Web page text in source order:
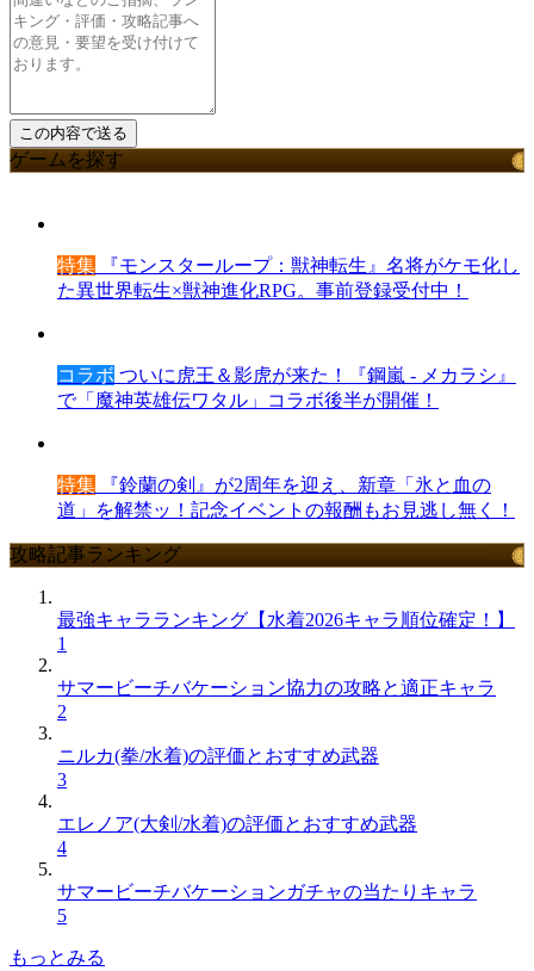
ゲームを探す
特集 『モンスターループ：獣神転生』名将がケモ化し
た異世界転生×獣神進化RPG。事前登録受付中！
コラボ ついに虎王＆影虎が来た！『鋼嵐 - メカラシ』
で「魔神英雄伝ワタル」コラボ後半が開催！
特集 『鈴蘭の剣』が2周年を迎え、新章「氷と血の
道」を解禁ッ！記念イベントの報酬もお見逃し無く！
攻略記事ランキング
最強キャラランキング【水着2026キャラ順位確定！】
1
サマービーチバケーション協力の攻略と適正キャラ
2
ニルカ(拳/水着)の評価とおすすめ武器
3
エレノア(大剣/水着)の評価とおすすめ武器
4
サマービーチバケーションガチャの当たりキャラ
5
もっとみる